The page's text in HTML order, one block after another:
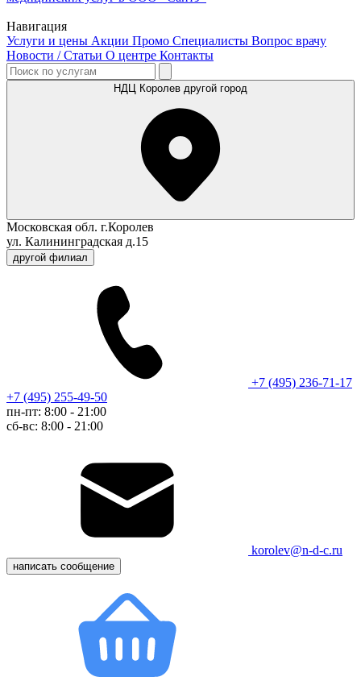
Навигация
Услуги и цены Акции Промо Специалисты Вопрос врачу
Новости / Статьи О центре Контакты
НДЦ Королев другой город
Московская обл. г.Королев
ул. Калининградская д.15
другой филиал
+7 (495) 236-71-17
+7 (495) 255-49-50
пн-пт: 8:00 - 21:00
сб-вс: 8:00 - 21:00
korolev@n-d-c.ru
написать сообщение